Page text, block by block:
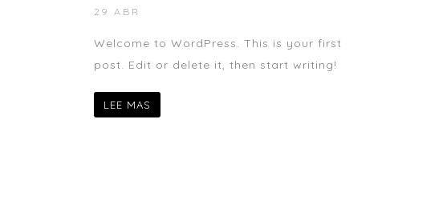
29 ABR
Welcome to WordPress. This is your first
post. Edit or delete it, then start writing!
LEE MAS